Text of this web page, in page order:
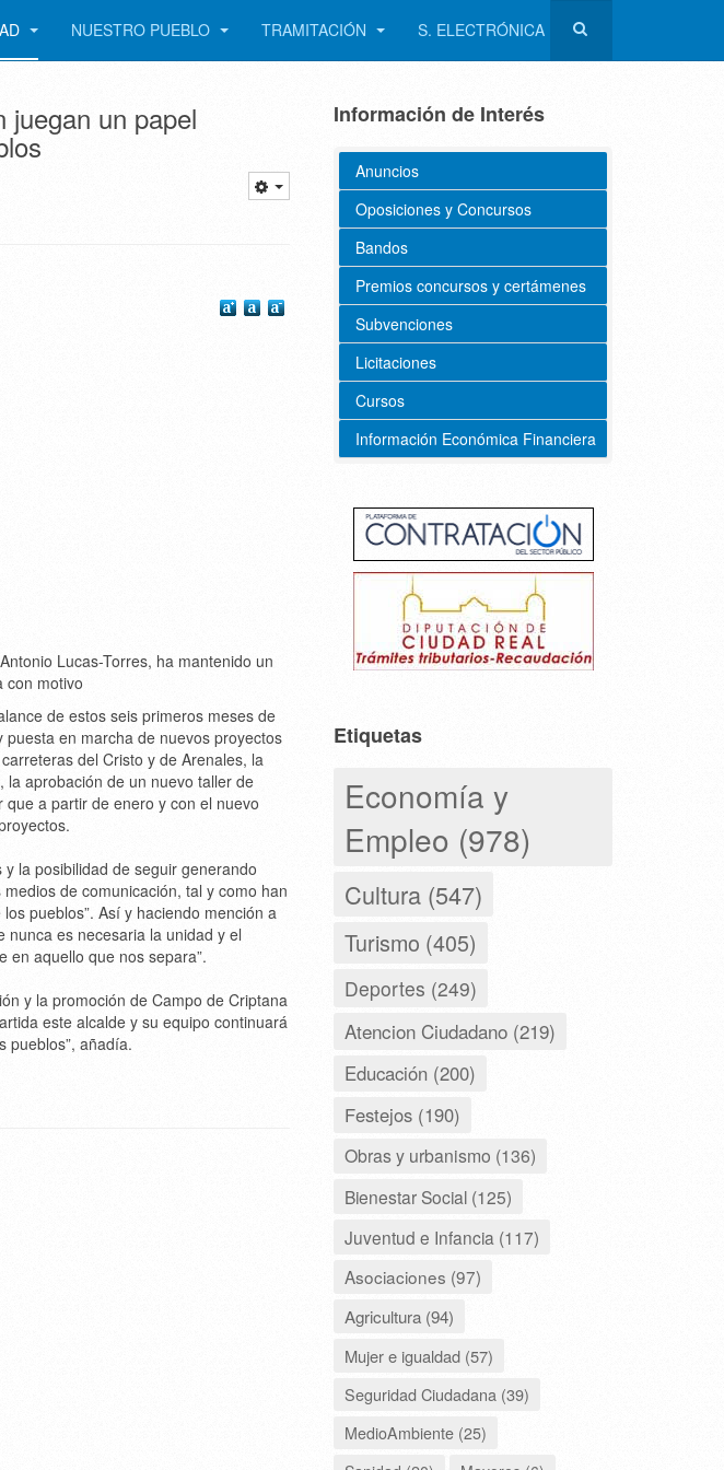
NUESTRO PUEBLO TRAMITACIÓN S. ELECTRÓNICA
juegan un papel
Lucas-Torres, ha mantenido un
con motivo
de estos seis primeros meses de
en marcha de nuevos proyectos
del Cristo y de Arenales, la
aprobación de un nuevo taller de
a partir de enero y con el nuevo
la posibilidad de seguir generando
de comunicación, tal y como han
pueblos”. Así y haciendo mención a
nunca es necesaria la unidad y el
en aquello que nos separa”.
y la promoción de Campo de Criptana
este alcalde y su equipo continuará
pueblos”, añadía.
Información de Interés
Anuncios
Oposiciones y Concursos
Bandos
Premios concursos y certámenes
Subvenciones
Licitaciones
Cursos
Información Económica Financiera
Etiquetas
Economía y
Empleo (978)
Cultura (547)
Turismo (405)
Deportes (249)
Atencion Ciudadano (219)
Educación (200)
Festejos (190)
Obras y urbanismo (136)
Bienestar Social (125)
Juventud e Infancia (117)
Asociaciones (97)
Agricultura (94)
Mujer e igualdad (57)
Seguridad Ciudadana (39)
MedioAmbiente (25)